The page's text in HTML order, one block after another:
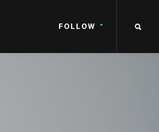
FOLLOW